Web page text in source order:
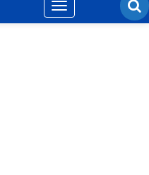
Toggle
navigation